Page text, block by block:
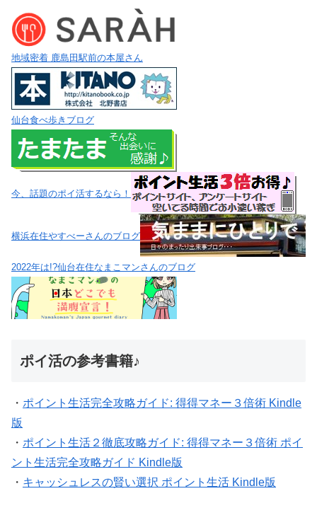
地域密着 鹿島田駅前の本屋さん
仙台食べ歩きブログ
今、話題のポイ活するなら！
横浜在住やすべーさんのブログ
2022年は!?仙台在住なまこマンさんのブログ
ポイ活の参考書籍♪
・ ポイント生活完全攻略ガイド: 得得マネー３倍術 Kindle
版
・ ポイント生活２徹底攻略ガイド: 得得マネー３倍術 ポイ
ント生活完全攻略ガイド Kindle版
・ キャッシュレスの賢い選択 ポイント生活 Kindle版